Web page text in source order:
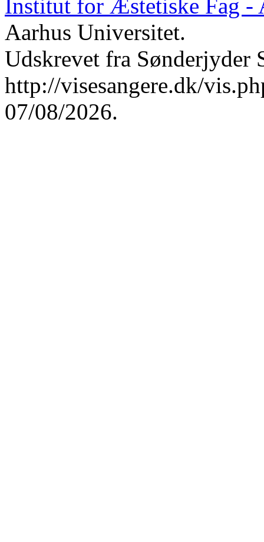
Institut for Æstetiske Fag -
Aarhus Universitet.
Udskrevet fra Sønderjyder
http://visesangere.dk/
07/08/2026.